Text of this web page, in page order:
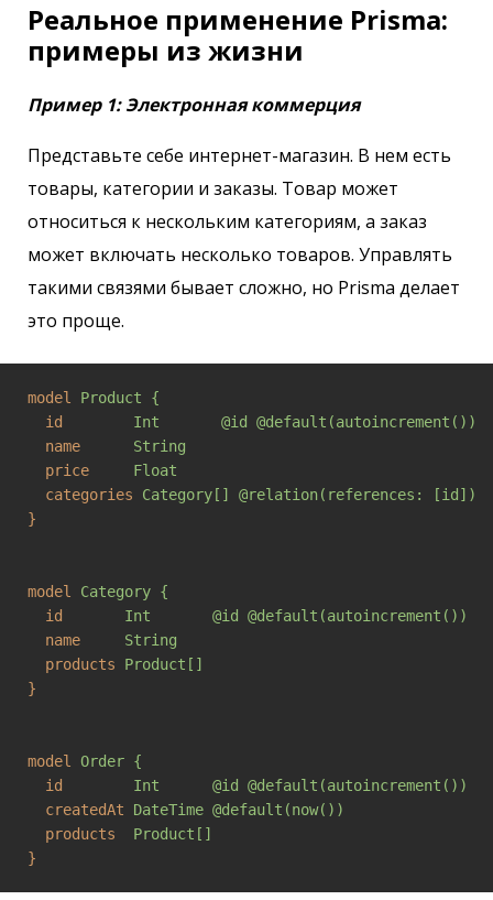
Реальное применение Prisma:
примеры из жизни
Пример 1: Электронная коммерция
Представьте себе интернет-магазин. В нем есть
товары, категории и заказы. Товар может
относиться к нескольким категориям, а заказ
может включать несколько товаров. Управлять
такими связями бывает сложно, но Prisma делает
это проще.
model
Product {
id
Int       @id @default(autoincrement())
name
String
price
Float
categories
Category[] @relation(references: [id])
}
model
Category {
id
Int       @id @default(autoincrement())
name
String
products
Product[]
}
model
Order {
id
Int      @id @default(autoincrement())
createdAt
DateTime @default(now())
products
Product[]
}